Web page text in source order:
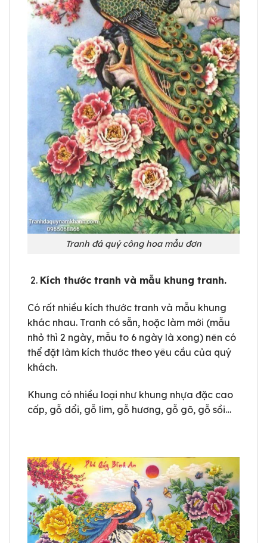
Tranh đá quý công hoa mẫu đơn
Kích thước tranh và mẫu khung tranh.
Có rất nhiều kích thước tranh và mẫu khung
khác nhau. Tranh có sẵn, hoặc làm mới (mẫu
nhỏ thì 2 ngày, mẫu to 6 ngày là xong) nên có
thể đặt làm kích thước theo yêu cầu của quý
khách.
Khung có nhiều loại như khung nhựa đặc cao
cấp, gỗ dổi, gỗ lim, gỗ hương, gỗ gõ, gỗ sồi…